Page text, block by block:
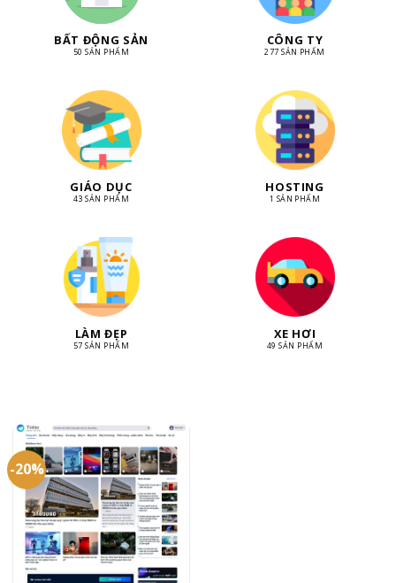
BẤT ĐỘNG SẢN
50 SẢN PHẨM
CÔNG TY
277 SẢN PHẨM
GIÁO DỤC
43 SẢN PHẨM
HOSTING
1 SẢN PHẨM
LÀM ĐẸP
57 SẢN PHẨM
XE HƠI
49 SẢN PHẨM
-20%